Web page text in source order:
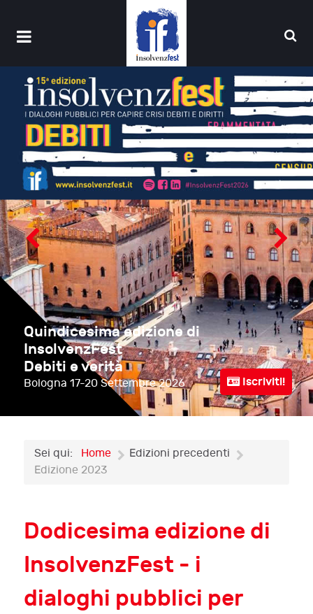
Iscriviti!
Quindicesima edizione di
InsolvenzFest
Debiti e verità
Bologna 17-20 Settembre 2026
Sei qui: Home
Edizioni precedenti
Edizione 2023
Dodicesima edizione di
InsolvenzFest - i
dialoghi pubblici per